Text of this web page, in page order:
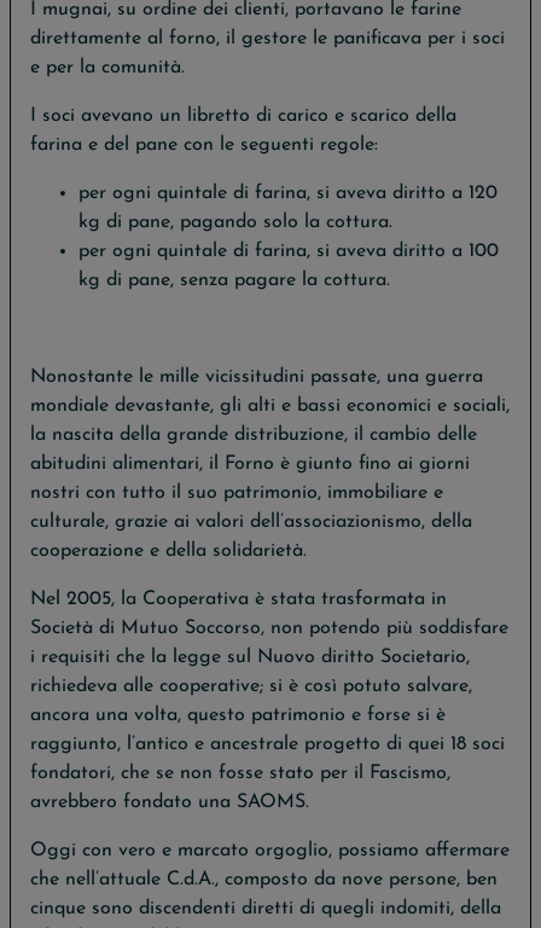
I mugnai, su ordine dei clienti, portavano le farine
direttamente al forno, il gestore le panificava per i soci
e per la comunità.
I soci avevano un libretto di carico e scarico della
farina e del pane con le seguenti regole:
per ogni quintale di farina, si aveva diritto a 120
kg di pane, pagando solo la cottura.
per ogni quintale di farina, si aveva diritto a 100
kg di pane, senza pagare la cottura.
Nonostante le mille vicissitudini passate, una guerra
mondiale devastante, gli alti e bassi economici e sociali,
la nascita della grande distribuzione, il cambio delle
abitudini alimentari, il Forno è giunto fino ai giorni
nostri con tutto il suo patrimonio, immobiliare e
culturale, grazie ai valori dell’associazionismo, della
cooperazione e della solidarietà.
Nel 2005, la Cooperativa è stata trasformata in
Società di Mutuo Soccorso, non potendo più soddisfare
i requisiti che la legge sul Nuovo diritto Societario,
richiedeva alle cooperative; si è così potuto salvare,
ancora una volta, questo patrimonio e forse si è
raggiunto, l’antico e ancestrale progetto di quei 18 soci
fondatori, che se non fosse stato per il Fascismo,
avrebbero fondato una SAOMS.
Oggi con vero e marcato orgoglio, possiamo affermare
che nell’attuale C.d.A., composto da nove persone, ben
cinque sono discendenti diretti di quegli indomiti, della